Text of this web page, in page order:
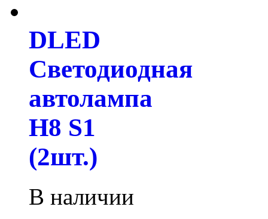
DLED
Светодиодная
автолампа
H8 S1
(2шт.)
В наличии